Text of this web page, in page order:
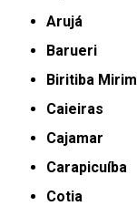
Arujá
Barueri
Biritiba Mirim
Caieiras
Cajamar
Carapicuíba
Cotia